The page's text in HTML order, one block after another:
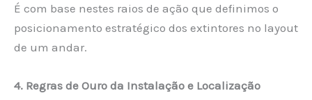
É com base nestes raios de ação que definimos o
posicionamento estratégico dos extintores no layout
de um andar.
4. Regras de Ouro da Instalação e Localização